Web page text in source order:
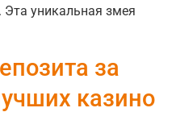
Эта уникальная змея
за
казино